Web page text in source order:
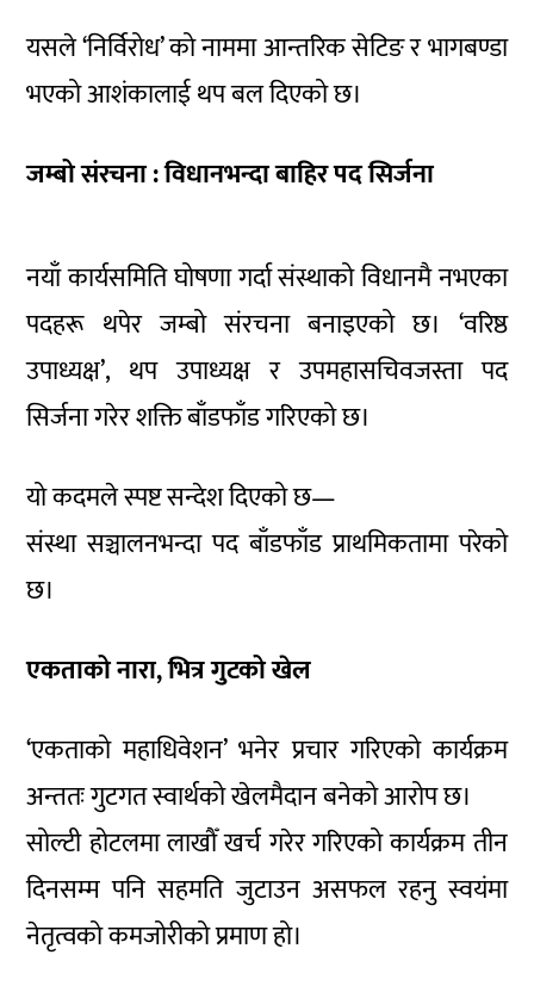
यसले ‘निर्विरोध’ को नाममा आन्तरिक सेटिङ र भागबण्डा
भएको आशंकालाई थप बल दिएको छ।
जम्बो संरचना : विधानभन्दा बाहिर पद सिर्जना
नयाँ कार्यसमिति घोषणा गर्दा संस्थाको विधानमै नभएका
पदहरू थपेर जम्बो संरचना बनाइएको छ। ‘वरिष्ठ
उपाध्यक्ष’, थप उपाध्यक्ष र उपमहासचिवजस्ता पद
सिर्जना गरेर शक्ति बाँडफाँड गरिएको छ।
यो कदमले स्पष्ट सन्देश दिएको छ—
संस्था सञ्चालनभन्दा पद बाँडफाँड प्राथमिकतामा परेको
छ।
एकताको नारा, भित्र गुटको खेल
‘एकताको महाधिवेशन’ भनेर प्रचार गरिएको कार्यक्रम
अन्ततः गुटगत स्वार्थको खेलमैदान बनेको आरोप छ।
सोल्टी होटलमा लाखौँ खर्च गरेर गरिएको कार्यक्रम तीन
दिनसम्म पनि सहमति जुटाउन असफल रहनु स्वयंमा
नेतृत्वको कमजोरीको प्रमाण हो।